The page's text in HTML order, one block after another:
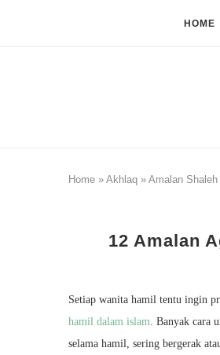
HOME
Home » Akhlaq » Amalan Shaleh
12 Amalan
Setiap wanita hamil tentu ingin
hamil dalam islam. Banyak cara
selama hamil, sering bergerak